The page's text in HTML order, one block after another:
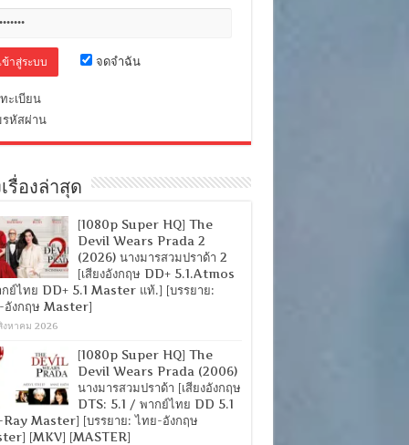
จดจำฉัน
ะเบียน
หัสผ่าน
รื่องล่าสุด
[1080p Super HQ] The
Devil Wears Prada 2
(2026) นางมารสวมปราด้า 2
[เสียงอังกฤษ DD+ 5.1.Atmos
ย์ไทย DD+ 5.1 Master แท้.] [บรรยาย:
อังกฤษ Master]
งหาคม 2026
[1080p Super HQ] The
Devil Wears Prada (2006)
นางมารสวมปราด้า [เสียงอังกฤษ
DTS: 5.1 / พากย์ไทย DD 5.1
Master] [บรรยาย: ไทย-อังกฤษ
[MKV] [MASTER]